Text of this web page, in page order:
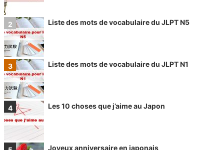
Liste des mots de vocabulaire du JLPT N5
Liste des mots de vocabulaire du JLPT N1
Les 10 choses que j’aime au Japon
Joyeux anniversaire en japonais